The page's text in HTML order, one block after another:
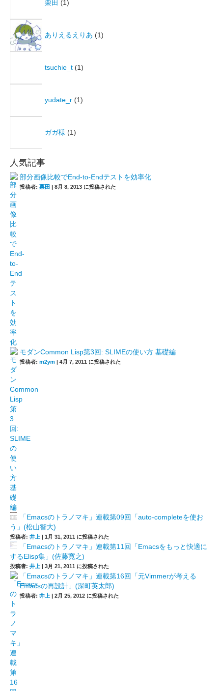
栗田 (1)
ありえるえりあ (1)
tsuchie_t (1)
yudate_r (1)
ガガ様 (1)
人気記事
部分画像比較でEnd-to-Endテストを効率化
投稿者: 栗田 | 8月 8, 2013 に投稿された
モダンCommon Lisp第3回: SLIMEの使い方 基礎編
投稿者: m2ym | 4月 7, 2011 に投稿された
「Emacsのトラノマキ」連載第09回「auto-completeを使お
う」(松山智大)
投稿者: 井上 | 1月 31, 2011 に投稿された
「Emacsのトラノマキ」連載第11回「Emacsをもっと快適に
するElisp集」(佐藤寛之)
投稿者: 井上 | 3月 21, 2011 に投稿された
「Emacsのトラノマキ」連載第16回「元Vimmerが考える
Emacsの再設計」(深町英太郎)
投稿者: 井上 | 2月 25, 2012 に投稿された